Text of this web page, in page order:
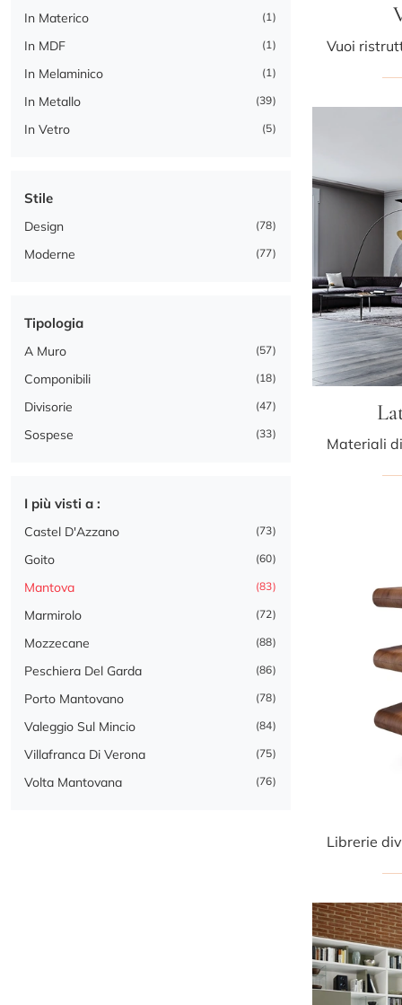
In Materico 1
In MDF 1
In Melaminico 1
In Metallo 39
In Vetro 5
Stile
Design 78
Moderne 77
Tipologia
A Muro 57
Componibili 18
Divisorie 47
Sospese 33
I più visti a :
Castel D'Azzano 73
Goito 60
Mantova 83
Marmirolo 72
Mozzecane 88
Peschiera Del Garda 86
Porto Mantovano 78
Valeggio Sul Mincio 84
Villafranca Di Verona 75
Volta Mantovana 76